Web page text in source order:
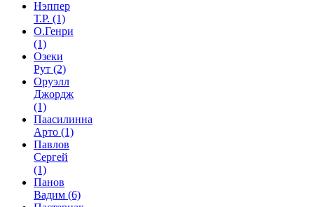
Нэппер
Т.Р. (1)
О.Генри
(1)
Озеки
Рут (2)
Оруэлл
Джордж
(1)
Паасилинна
Арто (1)
Павлов
Сергей
(1)
Панов
Вадим (6)